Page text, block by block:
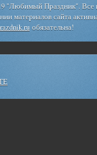
"Любимый Праздник".
материалов сайта
обязательна!